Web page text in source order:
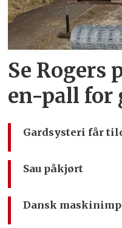
Se Rogers
en-pall for
Gardsysteri får
Sau påkjørt
Dansk